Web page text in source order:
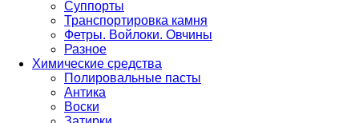
Суппорты
Транспортировка камня
Фетры. Войлоки. Овчины
Разное
Химические средства
Полировальные пасты
Антика
Воски